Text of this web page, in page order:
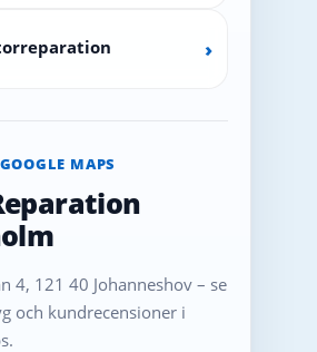
›
MAPS
4, 121 40 Johanneshov – se
och kundrecensioner i